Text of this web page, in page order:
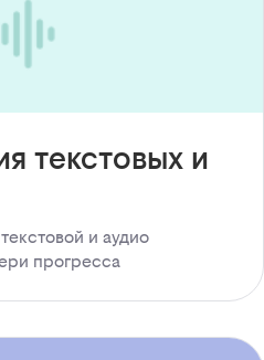
текстовых и
и аудио
прогресса